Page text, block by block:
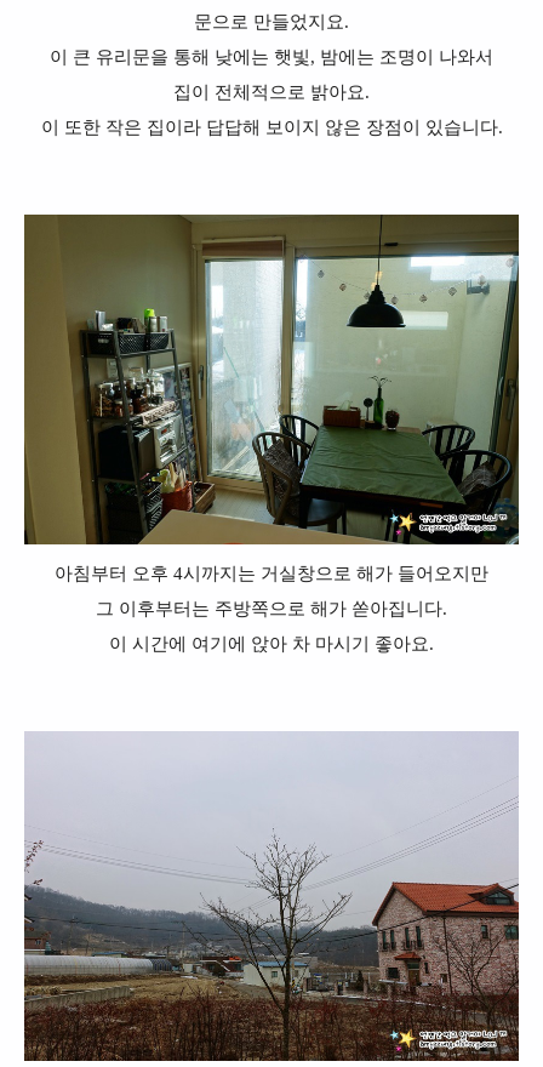
문으로 만들었지요.
이 큰 유리문을 통해 낮에는 햇빛, 밤에는 조명이 나와서
집이 전체적으로 밝아요.
이 또한 작은 집이라 답답해 보이지 않은 장점이 있습니다.
아침부터 오후 4시까지는 거실창으로 해가 들어오지만
그 이후부터는 주방쪽으로 해가 쏟아집니다.
이 시간에 여기에 앉아 차 마시기 좋아요.